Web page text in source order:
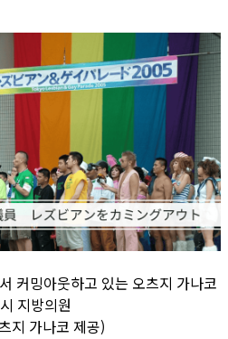
커밍아웃하고 있는 오츠지 가나코
지방의원
지 가나코 제공)